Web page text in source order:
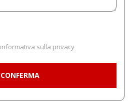
informativa sulla privacy